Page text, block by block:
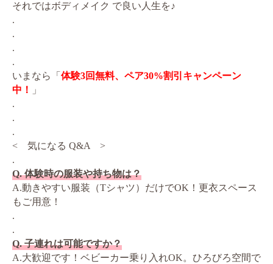
それではボディメイク で良い人生を♪
.
.
.
.
いまなら「 体験3回無料、ペア30%割引キャンペーン
中！
」
.
.
.
< 気になる Q&A >
.
Q. 体験時の服装や持ち物は？
A.動きやすい服装（Tシャツ）だけでOK！更衣スペース
もご用意！
.
.
Q. 子連れは可能ですか？
A.大歓迎です！ベビーカー乗り入れOK。ひろびろ空間で